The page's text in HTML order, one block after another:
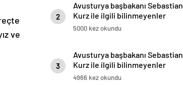
ve
2
Avusturya başbakanı Sebastian
Kurz ile ilgili bilinmeyenler
5000 kez okundu
3
Avusturya başbakanı Sebastian
Kurz ile ilgili bilinmeyenler
4966 kez okundu